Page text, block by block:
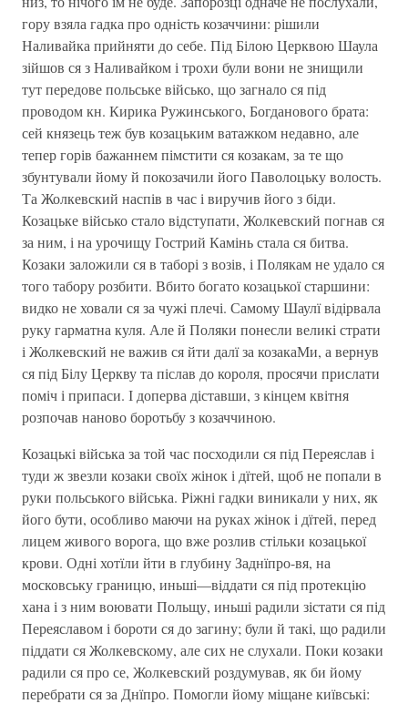
гору взяла гадка про одність козаччини: рішили
Наливайка прийняти до себе. Під Білою Церквою Шаула
зійшов ся з Наливайком і трохи були вони не знищили
тут передове польське військо, що загнало ся під
проводом кн. Кирика Ружинського, Богданового брата:
сей князець теж був козацьким ватажком недавно, але
тепер горів бажаннем пімстити ся козакам, за те що
збунтували йому й покозачили його Паволоцьку волость.
Та Жолкевский наспів в час і виручив його з біди.
Козацьке військо стало відступати, Жолкевский погнав ся
за ним, і на урочищу Гострий Камінь стала ся битва.
Козаки заложили ся в таборі з возів, і Полякам не удало ся
того табору розбити. Вбито богато козацької старшини:
видко не ховали ся за чужі плечі. Самому Шаулї відірвала
руку гарматна куля. Але й Поляки понесли великі страти
і Жолкевский не важив ся йти далї за козакаМи, а вернув
ся під Білу Церкву та післав до короля, просячи прислати
поміч і припаси. І доперва діставши, з кінцем квітня
розпочав наново боротьбу з козаччиною.
Козацькі війська за той час посходили ся під Переяслав і
туди ж звезли козаки своїх жінок і дїтей, щоб не попали в
руки польського війська. Ріжні гадки виникали у них, як
його бути, особливо маючи на руках жінок і дїтей, перед
лицем живого ворога, що вже розлив стільки козацької
крови. Одні хотїли йти в глубину Заднїпро-вя, на
московську границю, иньші—віддати ся під протекцію
хана і з ним воювати Польщу, иньші радили зістати ся під
Переяславом і бороти ся до загину; були й такі, що радили
піддати ся Жолкевскому, але сих не слухали. Поки козаки
радили ся про се, Жолкевский роздумував, як би йому
перебрати ся за Днїпро. Помогли йому міщане київські: